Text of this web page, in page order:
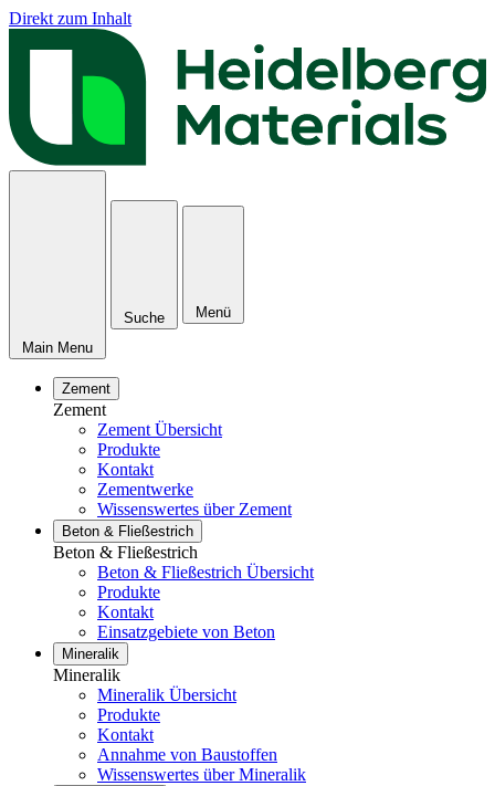
Direkt zum Inhalt
Main Menu
Suche Menü
Zement
Zement
Zement Übersicht
Produkte
Kontakt
Zementwerke
Wissenswertes über Zement
Beton & Fließestrich
Beton & Fließestrich
Beton & Fließestrich Übersicht
Produkte
Kontakt
Einsatzgebiete von Beton
Mineralik
Mineralik
Mineralik Übersicht
Produkte
Kontakt
Annahme von Baustoffen
Wissenswertes über Mineralik